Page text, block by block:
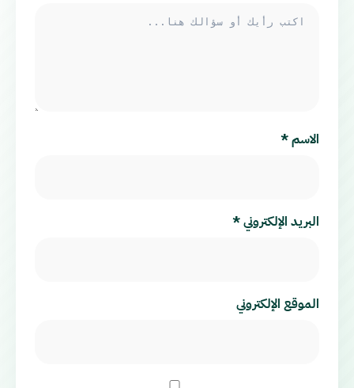
الاسم*
البريد الإلكتروني*
الموقع الإلكتروني